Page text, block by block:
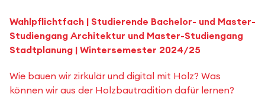
Wahlpflichtfach | Studierende Bachelor- und Master-
Studiengang Architektur und Master-Studiengang
Stadtplanung | Wintersemester 2024/25
Wie bauen wir zirkulär und digital mit Holz? Was
können wir aus der Holzbautradition dafür lernen?